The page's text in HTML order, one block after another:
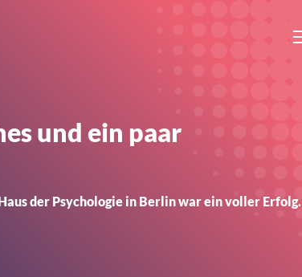
und ein paar
der Psychologie in Berlin war ein voller Erfolg.